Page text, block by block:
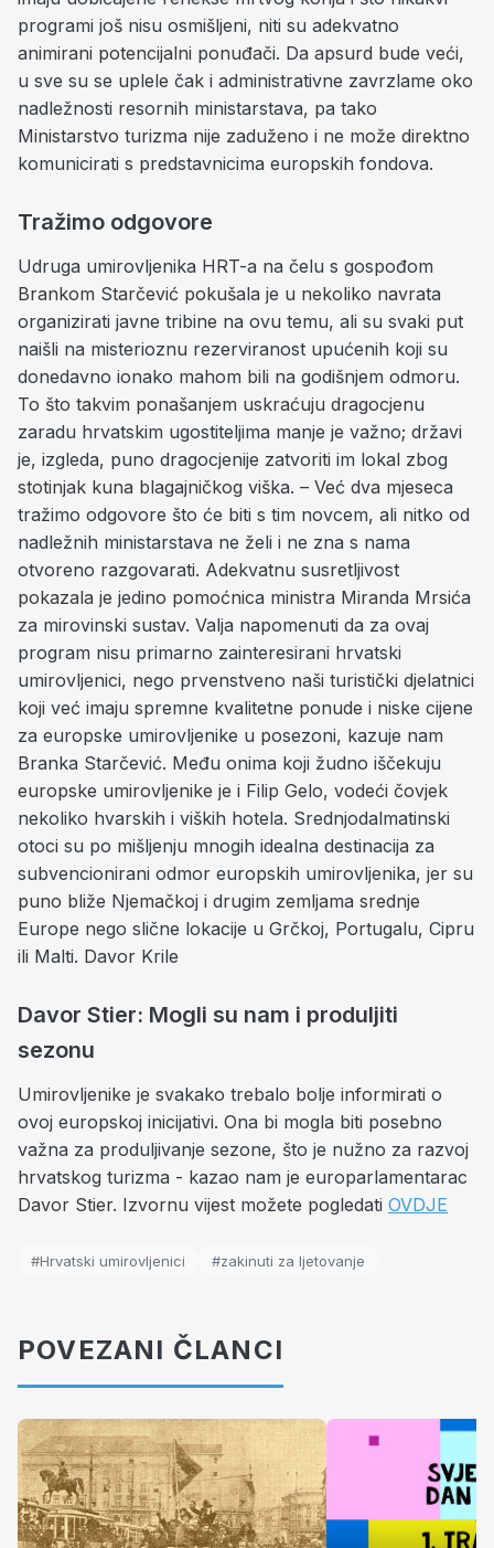
programi još nisu osmišljeni, niti su adekvatno
animirani potencijalni ponuđači. Da apsurd bude veći,
u sve su se uplele čak i administrativne zavrzlame oko
nadležnosti resornih ministarstava, pa tako
Ministarstvo turizma nije zaduženo i ne može direktno
komunicirati s predstavnicima europskih fondova.
Tražimo odgovore
Udruga umirovljenika HRT-a na čelu s gospođom
Brankom Starčević pokušala je u nekoliko navrata
organizirati javne tribine na ovu temu, ali su svaki put
naišli na misterioznu rezerviranost upućenih koji su
donedavno ionako mahom bili na godišnjem odmoru.
To što takvim ponašanjem uskraćuju dragocjenu
zaradu hrvatskim ugostiteljima manje je važno; državi
je, izgleda, puno dragocjenije zatvoriti im lokal zbog
stotinjak kuna blagajničkog viška. – Već dva mjeseca
tražimo odgovore što će biti s tim novcem, ali nitko od
nadležnih ministarstava ne želi i ne zna s nama
otvoreno razgovarati. Adekvatnu susretljivost
pokazala je jedino pomoćnica ministra Miranda Mrsića
za mirovinski sustav. Valja napomenuti da za ovaj
program nisu primarno zainteresirani hrvatski
umirovljenici, nego prvenstveno naši turistički djelatnici
koji već imaju spremne kvalitetne ponude i niske cijene
za europske umirovljenike u posezoni, kazuje nam
Branka Starčević. Među onima koji žudno iščekuju
europske umirovljenike je i Filip Gelo, vodeći čovjek
nekoliko hvarskih i viških hotela. Srednjodalmatinski
otoci su po mišljenju mnogih idealna destinacija za
subvencionirani odmor europskih umirovljenika, jer su
puno bliže Njemačkoj i drugim zemljama srednje
Europe nego slične lokacije u Grčkoj, Portugalu, Cipru
ili Malti. Davor Krile
Davor Stier: Mogli su nam i produljiti
sezonu
Umirovljenike je svakako trebalo bolje informirati o
ovoj europskoj inicijativi. Ona bi mogla biti posebno
važna za produljivanje sezone, što je nužno za razvoj
hrvatskog turizma - kazao nam je europarlamentarac
Davor Stier. Izvornu vijest možete pogledati OVDJE
#Hrvatski umirovljenici #zakinuti za ljetovanje
POVEZANI ČLANCI